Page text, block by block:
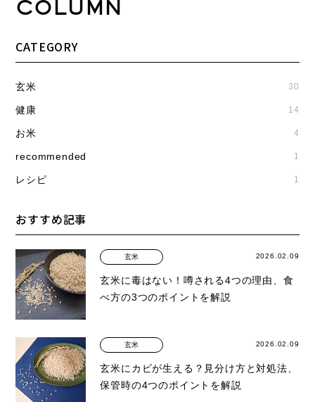
COLUMN
CATEGORY
玄米 30
健康 14
お米 4
recommended 1
レシピ 1
おすすめ記事
玄米 2026.02.09
玄米に毒はない！噂される4つの理由、食
べ方の3つのポイントを解説
玄米 2026.02.09
玄米にカビが生える？見分け方と対処法、
保管時の4つのポイントを解説